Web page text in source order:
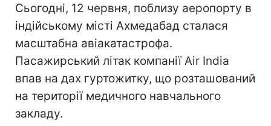
Сьогодні, 12 червня, поблизу аеропорту в
індійському місті Ахмедабад сталася
масштабна авіакатастрофа.
Пасажирський літак компанії Air India
впав на дах гуртожитку, що розташований
на території медичного навчального
закладу.